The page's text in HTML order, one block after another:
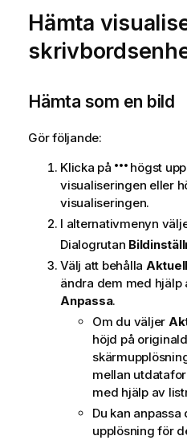
Hämta
Hämta som en bild
Gör följande:
Klicka på
högst
visualiseringen eller
visualiseringen.
I alternativmenyn
Dialogrutan
Välj att behålla
ändra dem med
Anpassa.
Om du väljer
höjd på
mellan
med hjälp av
Du kan
upplösning för